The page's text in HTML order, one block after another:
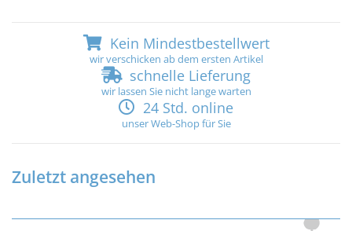
Kein Mindestbestellwert
wir verschicken ab dem ersten Artikel
schnelle Lieferung
wir lassen Sie nicht lange warten
24 Std. online
unser Web-Shop für Sie
Zuletzt angesehen